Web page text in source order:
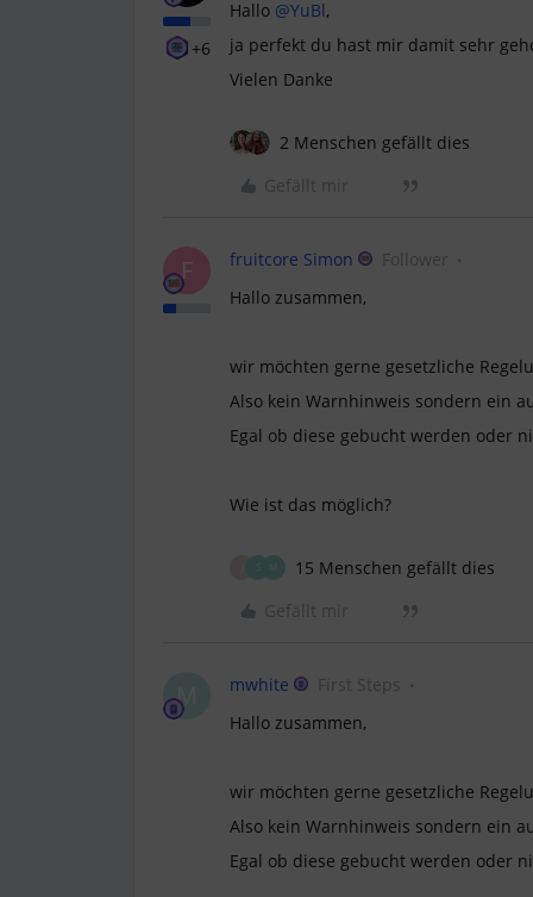
+6
Hallo @YuBl,
ja perfekt du hast mir damit sehr
Vielen Danke
2 Menschen gefällt dies
Gefällt mir
F fruitcore Simon Follower
Hallo zusammen,
wir möchten gerne gesetzliche
Also kein Warnhinweis sondern ein
Egal ob diese gebucht werden oder
Wie ist das möglich?
15 Menschen gefällt dies
Gefällt mir
M mwhite First Steps
Hallo zusammen,
wir möchten gerne gesetzliche
Also kein Warnhinweis sondern ein
Egal ob diese gebucht werden oder